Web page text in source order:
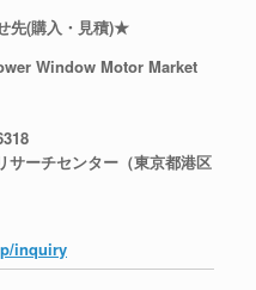
先(購入・見積)★
Window Motor Market
サーチセンター（東京都港区
inquiry